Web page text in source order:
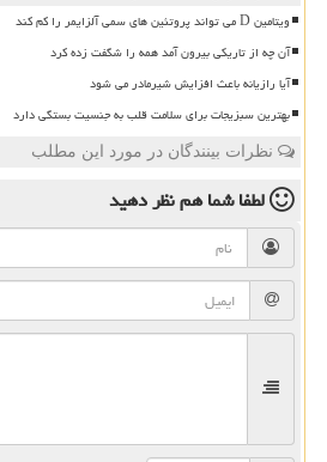
ویتامین D می تواند پروتئین های سمی آلزایمر را کم کند
آن چه از تاریکی بیرون آمد همه را شگفت زده کرد
آیا رازیانه باعث افزایش شیرمادر می شود
بهترین سبزیجات برای سلامت قلب به جنسیت بستگی دارد
نظرات بینندگان در مورد این مطلب
لطفا شما همنظر دهید